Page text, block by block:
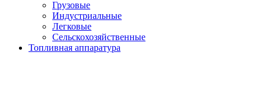
Грузовые
Индустриальные
Легковые
Сельскохозяйственные
Топливная аппаратура